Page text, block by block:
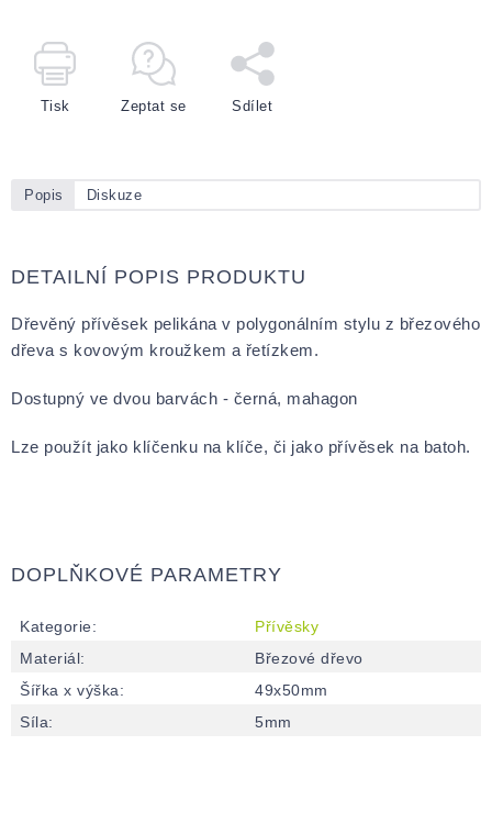
Tisk Zeptat se Sdílet
Popis Diskuze
DETAILNÍ POPIS PRODUKTU
Dřevěný přívěsek pelikána v polygonálním stylu z březového
dřeva s kovovým kroužkem a řetízkem.
Dostupný ve dvou barvách - černá, mahagon
Lze použít jako klíčenku na klíče, či jako přívěsek na batoh.
DOPLŇKOVÉ PARAMETRY
Kategorie:
Přívěsky
Materiál:
Březové dřevo
Šířka x výška:
49x50mm
Síla: 5mm